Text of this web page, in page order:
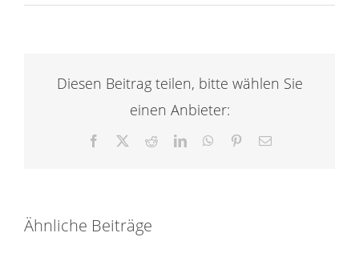
Diesen Beitrag teilen, bitte wählen Sie
einen Anbieter:
Facebook RedditLinkedInWhatsApp
Pinterest
E-
Ähnliche Beiträge